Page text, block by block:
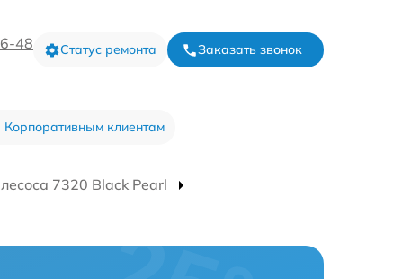
48 Статус ремонта Заказать звонок
Корпоративным клиентам
7320 Black Pearl